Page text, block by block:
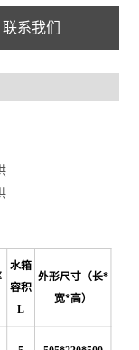
联系我们
水箱
容积
L
外形尺寸（长*
宽*高）